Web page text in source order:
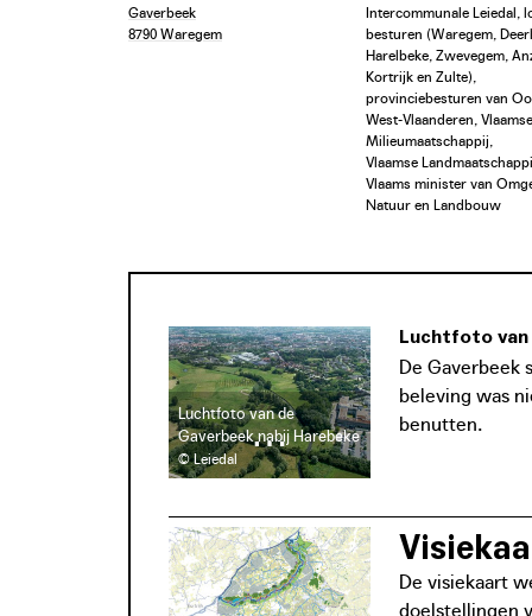
Gaverbeek
8790 Waregem
Intercommunale Leiedal,
besturen (Waregem,
Harelbeke, Zwevegem,
Kortrijk en Zulte),
provinciebesturen van
West-Vlaanderen, Vlaamse
Milieumaatschappij,
Vlaamse
Vlaams minister van
Natuur en Landbouw
Luchtfoto van de
Gaverbeek nabij Harebeke
© Leiedal
Luchtfoto van
De Gaverbeek
beleving was
benutten.
De visiekaart
doelstellingen